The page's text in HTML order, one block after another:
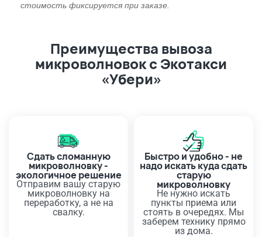
стоимость фиксируется при заказе.
Преимущества вывоза
микроволновок с Экотакси
«Убери»
Сдать сломанную
микроволновку -
экологичное решение
Отправим вашу старую
микроволновку на
переработку, а не на
свалку.
Быстро и удобно - не
надо искать куда сдать
старую
микроволновку
Не нужно искать
пункты приема или
стоять в очередях. Мы
заберем технику прямо
из дома.